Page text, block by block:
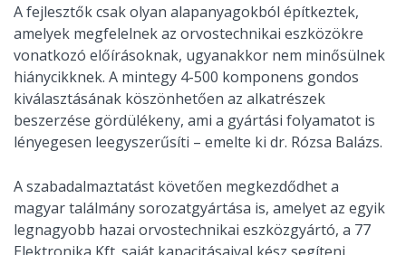
A fejlesztők csak olyan alapanyagokból építkeztek,
amelyek megfelelnek az orvostechnikai eszközökre
vonatkozó előírásoknak, ugyanakkor nem minősülnek
hiánycikknek. A mintegy 4-500 komponens gondos
kiválasztásának köszönhetően az alkatrészek
beszerzése gördülékeny, ami a gyártási folyamatot is
lényegesen leegyszerűsíti – emelte ki dr. Rózsa Balázs.
A szabadalmaztatást követően megkezdődhet a
magyar találmány sorozatgyártása is, amelyet az egyik
legnagyobb hazai orvostechnikai eszközgyártó, a 77
Elektronika Kft. saját kapacitásaival kész segíteni.